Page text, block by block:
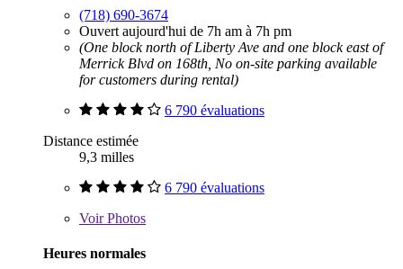
(718) 690-3674
Ouvert aujourd'hui de 7h am à 7h pm
(One block north of Liberty Ave and one block east of
Merrick Blvd on 168th, No on-site parking available
for customers during rental)
6 790 évaluations
Distance estimée
9,3 milles
6 790 évaluations
VoirPhotos
Heures normales